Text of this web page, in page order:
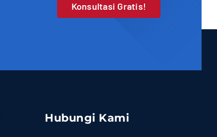
Konsultasi Gratis!
Hubungi Kami